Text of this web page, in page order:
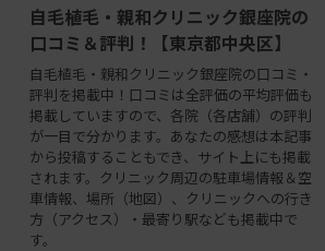
自毛植毛・親和クリニック銀座院の
口コミ＆評判！【東京都中央区】
自毛植毛・親和クリニック銀座院の口コミ・
評判を掲載中！口コミは全評価の平均評価も
掲載していますので、各院（各店舗）の評判
が一目で分かります。あなたの感想は本記事
から投稿することもでき、サイト上にも掲載
されます。クリニック周辺の駐車場情報＆空
車情報、場所（地図）、クリニックへの行き
方（アクセス）・最寄り駅なども掲載中で
す。